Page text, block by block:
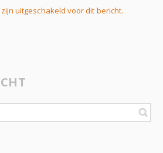
uitgeschakeld voor dit bericht.